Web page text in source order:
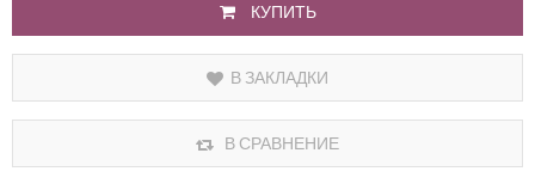
КУПИТЬ
В ЗАКЛАДКИ
В СРАВНЕНИЕ